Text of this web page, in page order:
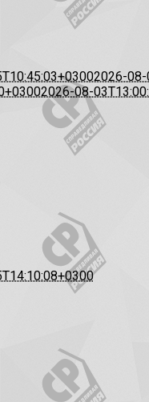
2026-08-
2026-08-